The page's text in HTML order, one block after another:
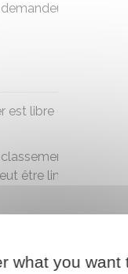
peut
est libre ou
du
être limité à celui
être révisé en cours
what you want